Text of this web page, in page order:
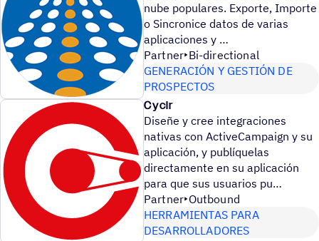
nube populares. Exporte, Importe
o Sincronice datos de varias
aplicaciones y
Partner Bi-directional
GENERACIÓN Y GESTIÓN DE
PROSPECTOS
Cyclr
Diseñe y cree integraciones
nativas con ActiveCampaign y su
aplicación, y publíquelas
directamente en su aplicación
para que sus usuarios pu
Partner Outbound
HERRAMIENTAS PARA
DESARROLLADORES